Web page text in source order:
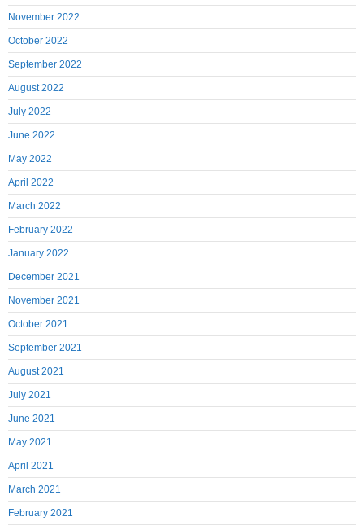
November 2022
October 2022
September 2022
August 2022
July 2022
June 2022
May 2022
April 2022
March 2022
February 2022
January 2022
December 2021
November 2021
October 2021
September 2021
August 2021
July 2021
June 2021
May 2021
April 2021
March 2021
February 2021